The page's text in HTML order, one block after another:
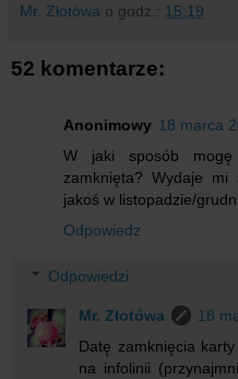
Mr. Złotówa o godz.: 15:19
52 komentarze:
Anonimowy 18 marca
W jaki sposób mogę
zamknięta? Wydaje mi
jakoś w listopadzie/
Odpowiedz
Odpowiedzi
Mr. Złotówa
18
Datę zamknięcia
na infolinii